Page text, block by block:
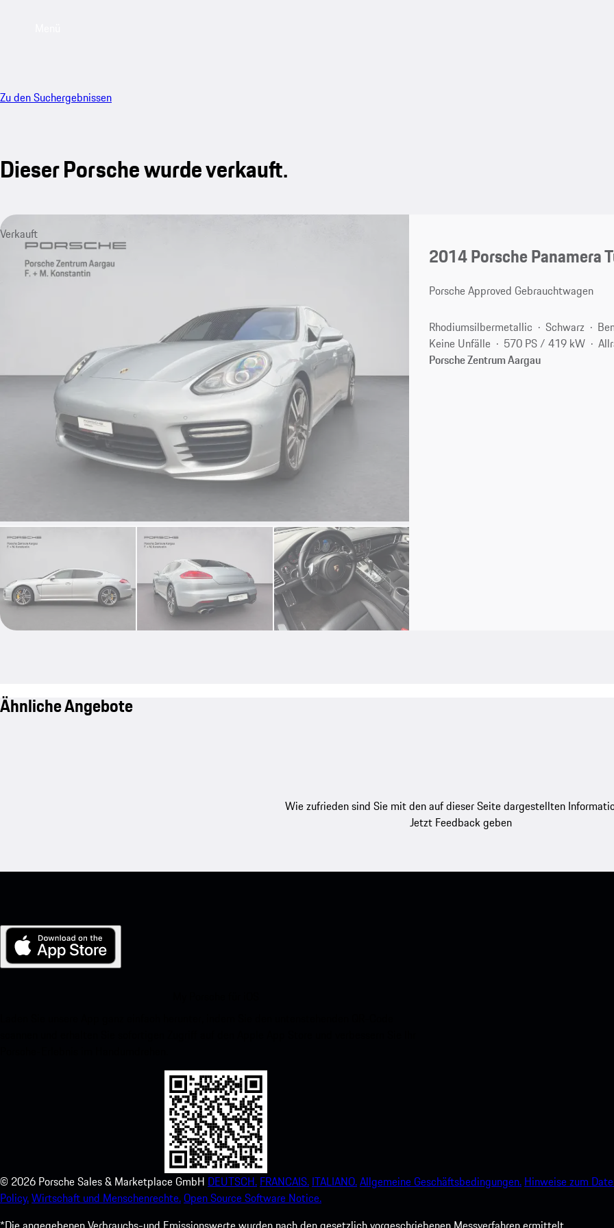
Zu den Suchergebnissen
Dieser Porsche wurde verkauft.
Verkauft
2014 Porsche Panamera
Porsche Approved Gebrauchtwagen
Rhodiumsilbermetallic Schwarz
Keine Unfälle
570 PS / 419 kW
Porsche Zentrum Aargau
Ähnliche Angebote
Wie zufrieden sind Sie mit den auf dieser Seite dargestellten
Jetzt Feedback geben
© 2026 Porsche Sales & Marketplace GmbH DEUTSCH. FRANCAIS. ITALIANO.Allgemeine Geschäftsbedingungen. Hinweise zum
Policy.Wirtschaft und Menschenrechte.Open Source Software Notice.